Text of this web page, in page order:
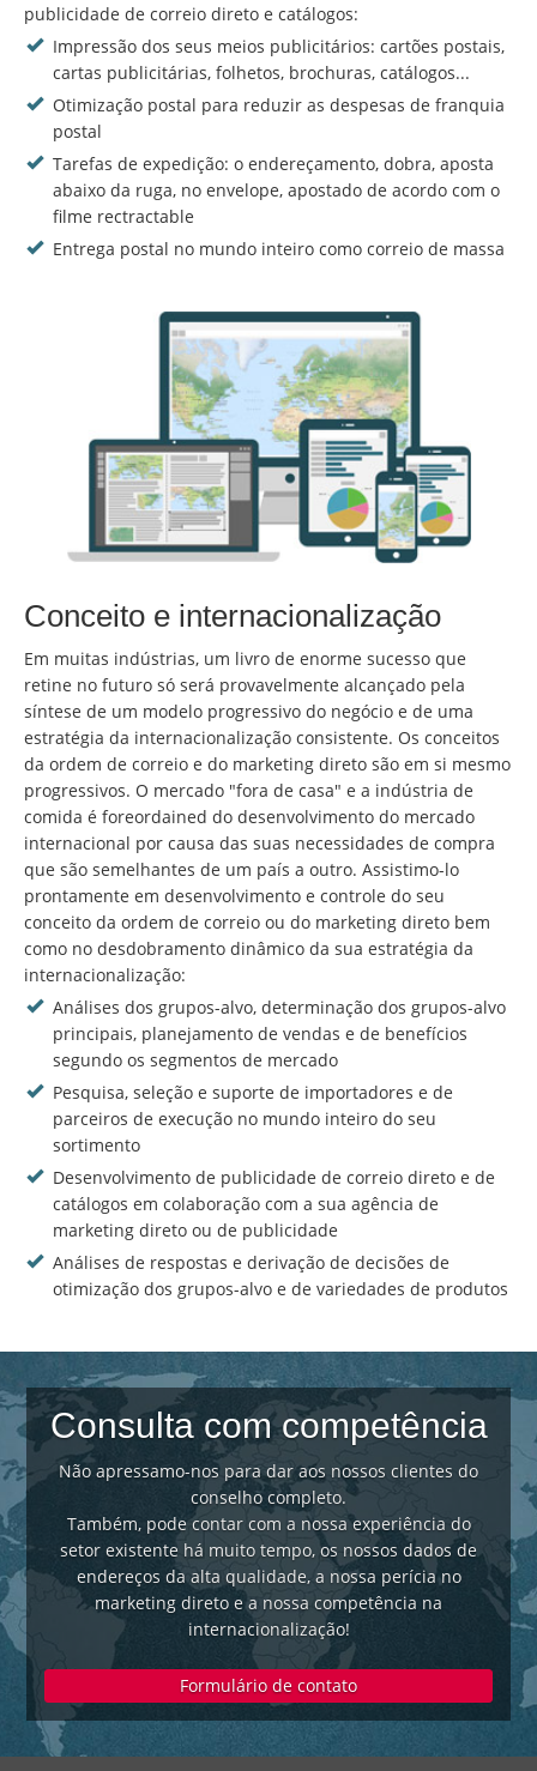
publicidade de correio direto e catálogos:
Impressão dos seus meios publicitários: cartões postais,
cartas publicitárias, folhetos, brochuras, catálogos...
Otimização postal para reduzir as despesas de franquia
postal
Tarefas de expedição: o endereçamento, dobra, aposta
abaixo da ruga, no envelope, apostado de acordo com o
filme rectractable
Entrega postal no mundo inteiro como correio de massa
Conceito e internacionalização
Em muitas indústrias, um livro de enorme sucesso que
retine no futuro só será provavelmente alcançado pela
síntese de um modelo progressivo do negócio e de uma
estratégia da internacionalização consistente. Os conceitos
da ordem de correio e do marketing direto são em si mesmo
progressivos. O mercado "fora de casa" e a indústria de
comida é foreordained do desenvolvimento do mercado
internacional por causa das suas necessidades de compra
que são semelhantes de um país a outro. Assistimo-lo
prontamente em desenvolvimento e controle do seu
conceito da ordem de correio ou do marketing direto bem
como no desdobramento dinâmico da sua estratégia da
internacionalização:
Análises dos grupos-alvo, determinação dos grupos-alvo
principais, planejamento de vendas e de benefícios
segundo os segmentos de mercado
Pesquisa, seleção e suporte de importadores e de
parceiros de execução no mundo inteiro do seu
sortimento
Desenvolvimento de publicidade de correio direto e de
catálogos em colaboração com a sua agência de
marketing direto ou de publicidade
Análises de respostas e derivação de decisões de
otimização dos grupos-alvo e de variedades de produtos
Consulta com competência
Não apressamo-nos para dar aos nossos clientes do
conselho completo.
Também, pode contar com a nossa experiência do
setor existente há muito tempo, os nossos dados de
endereços da alta qualidade, a nossa perícia no
marketing direto e a nossa competência na
internacionalização!
Formulário de contato